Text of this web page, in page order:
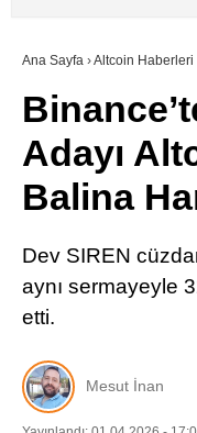
SÖZLÜK
Ana Sayfa ›Altcoin Haberleri
Adayı
Balina
Dev SIREN
aynı sermayeyle
etti.
Mesut İnan